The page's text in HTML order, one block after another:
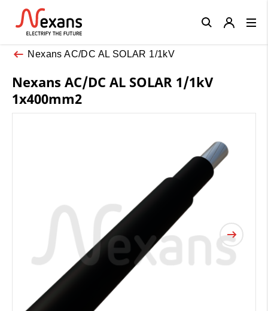
Nexans AC/DC AL SOLAR 1/1kV
Nexans AC/DC AL SOLAR 1/1kV
1x400mm2
Close